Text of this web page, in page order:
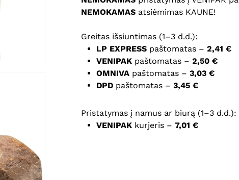
NEMOKAMAS atsiėmimas KAUNE!
Greitas išsiuntimas (1–3 d.d.):
LP EXPRESS paštomatas – 2,41 €
VENIPAK paštomatas – 2,50 €
OMNIVA paštomatas – 3,03 €
DPD paštomatas – 3,45 €
Pristatymas į namus ar biurą (1–3 d.d.):
VENIPAK kurjeris – 7,01 €
puslapį, kad jų nebereiktų įvesti iš
komentarą.